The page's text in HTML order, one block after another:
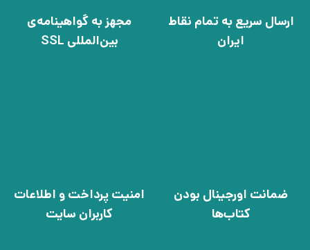
ارسال سریع به تمام نقاط
ایران
مجهز به گواهینامه‌ی
بین‌المللی SSL
ضمانت اورجینال بودن
کتاب‌ها
امنیت پرداخت و اطلاعات
کاربران سایت